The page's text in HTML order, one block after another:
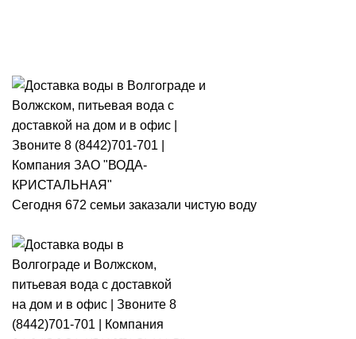
Сегодня 672 семьи заказали чистую воду